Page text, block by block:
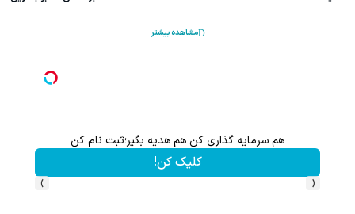
مشاهده بیشتر
هم سرمایه گذاری کن هم هدیه بگیر؛ثبت نام کن
کلیک کن!
‹
›